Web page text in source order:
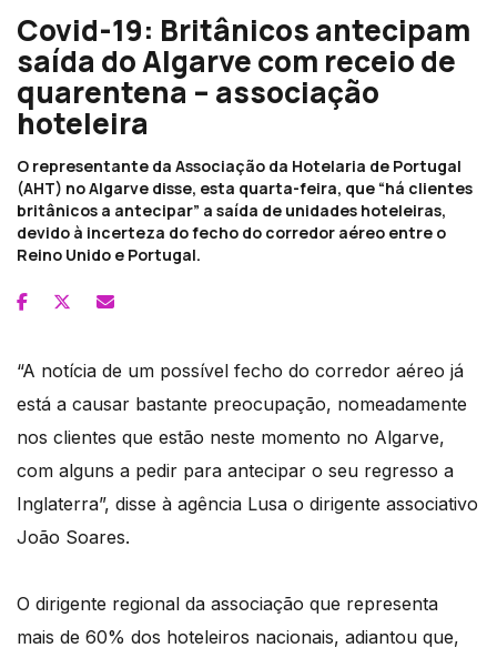
Covid-19: Britânicos antecipam
saída do Algarve com receio de
quarentena – associação
hoteleira
O representante da Associação da Hotelaria de Portugal
(AHT) no Algarve disse, esta quarta-feira, que “há clientes
britânicos a antecipar” a saída de unidades hoteleiras,
devido à incerteza do fecho do corredor aéreo entre o
Reino Unido e Portugal.
“A notícia de um possível fecho do corredor aéreo já
está a causar bastante preocupação, nomeadamente
nos clientes que estão neste momento no Algarve,
com alguns a pedir para antecipar o seu regresso a
Inglaterra”, disse à agência Lusa o dirigente associativo
João Soares.
O dirigente regional da associação que representa
mais de 60% dos hoteleiros nacionais, adiantou que,